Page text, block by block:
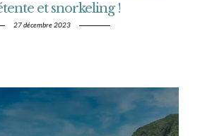
et snorkeling !
27 décembre 2023